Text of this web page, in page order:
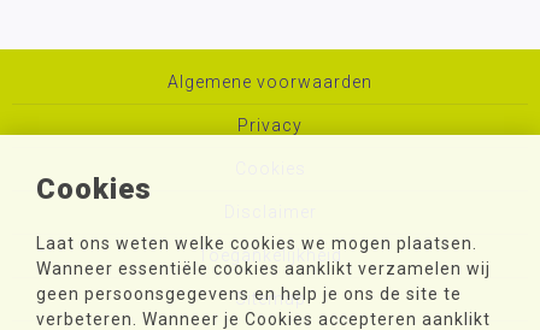
Cookies
Laat ons weten welke cookies we mogen plaatsen.
Wanneer essentiële cookies aanklikt verzamelen wij
geen persoonsgegevens en help je ons de site te
verbeteren. Wanneer je Cookies accepteren aanklikt
Algemene voorwaarden
Privacy
Toegankelijkheid
Sitemap